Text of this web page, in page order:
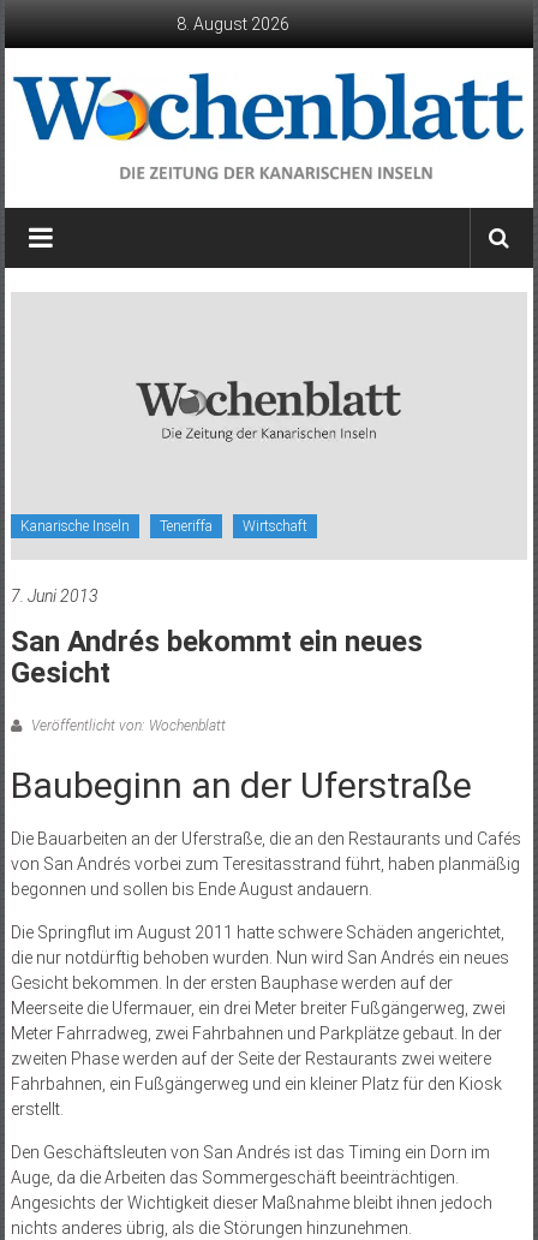
8. August 2026
Wochenblatt
die
Kanarische Inseln Teneriffa Wirtschaft
7. Juni 2013
San Andrés bekommt ein neues
Gesicht
Veröffentlicht von: Wochenblatt
Baubeginn an der Uferstraße
Die Bauarbeiten an der Uferstraße, die an den Restaurants und Cafés
von San Andrés vorbei zum Teresitasstrand führt, haben planmäßig
begonnen und sollen bis Ende August andauern.
Die Springflut im August 2011 hatte schwere Schäden angerichtet,
die nur notdürftig behoben wurden. Nun wird San Andrés ein neues
Gesicht bekommen. In der ersten Bauphase werden auf der
Meerseite die Ufermauer, ein drei Meter breiter Fußgängerweg, zwei
Meter Fahrradweg, zwei Fahrbahnen und Parkplätze gebaut. In der
zweiten Phase werden auf der Seite der Restaurants zwei weitere
Fahrbahnen, ein Fußgängerweg und ein kleiner Platz für den Kiosk
erstellt.
Den Geschäftsleuten von San Andrés ist das Timing ein Dorn im
Auge, da die Arbeiten das Sommergeschäft beeinträchtigen.
Angesichts der Wichtigkeit dieser Maßnahme bleibt ihnen jedoch
nichts anderes übrig, als die Störungen hinzunehmen.